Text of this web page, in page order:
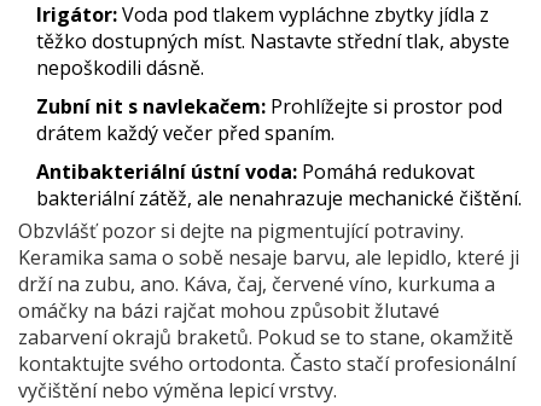
Irigátor:Voda pod tlakem vypláchne zbytky jídla z
těžko dostupných míst. Nastavte střední tlak, abyste
nepoškodili dásně.
Zubní nit s navlekačem: Prohlížejte si prostor pod
drátem každý večer před spaním.
Antibakteriální ústní voda: Pomáhá redukovat
bakteriální zátěž, ale nenahrazuje mechanické čištění.
Obzvlášť pozor si dejte na pigmentující potraviny.
Keramika sama o sobě nesaje barvu, ale lepidlo, které ji
drží na zubu, ano. Káva, čaj, červené víno, kurkuma a
omáčky na bázi rajčat mohou způsobit žlutavé
zabarvení okrajů braketů. Pokud se to stane, okamžitě
kontaktujte svého ortodonta. Často stačí profesionální
vyčištění nebo výměna lepicí vrstvy.